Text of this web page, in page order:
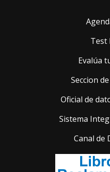
Test
Evalúa
Seccion
Oficial de
Sistema
Canal de